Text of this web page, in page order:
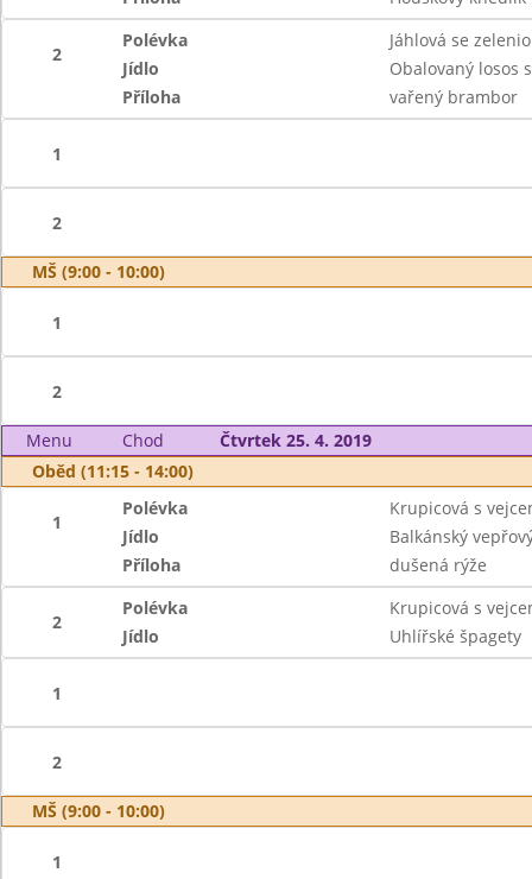
2
Polévka
Jáhlová se
Jídlo
Obalovaný losos
Příloha
vařený brambor
1
2
MŠ (9:00 - 10:00)
1
2
Menu Chod
Čtvrtek 25. 4. 2019
Oběd (11:15 - 14:00)
1
Polévka
Krupicová s
Jídlo
Balkánský
Příloha
dušená rýže
2
Polévka
Krupicová s
Jídlo
Uhlířské špagety
1
2
MŠ (9:00 - 10:00)
1